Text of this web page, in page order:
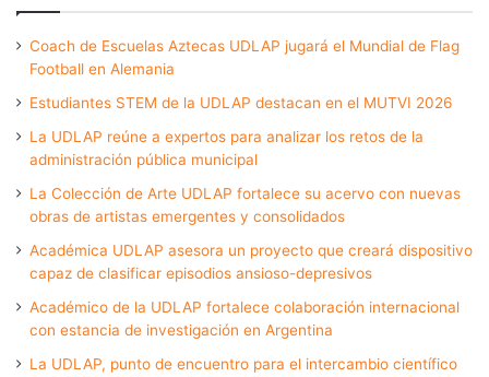
Coach de Escuelas Aztecas UDLAP jugará el Mundial de Flag
Football en Alemania
Estudiantes STEM de la UDLAP destacan en el MUTVI 2026
La UDLAP reúne a expertos para analizar los retos de la
administración pública municipal
La Colección de Arte UDLAP fortalece su acervo con nuevas
obras de artistas emergentes y consolidados
Académica UDLAP asesora un proyecto que creará dispositivo
capaz de clasificar episodios ansioso-depresivos
Académico de la UDLAP fortalece colaboración internacional
con estancia de investigación en Argentina
La UDLAP, punto de encuentro para el intercambio científico